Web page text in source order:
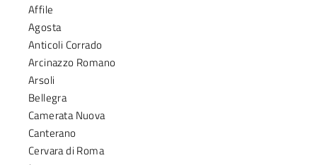
Affile
Agosta
Anticoli Corrado
Arcinazzo Romano
Arsoli
Bellegra
Camerata Nuova
Canterano
Cervara di Roma